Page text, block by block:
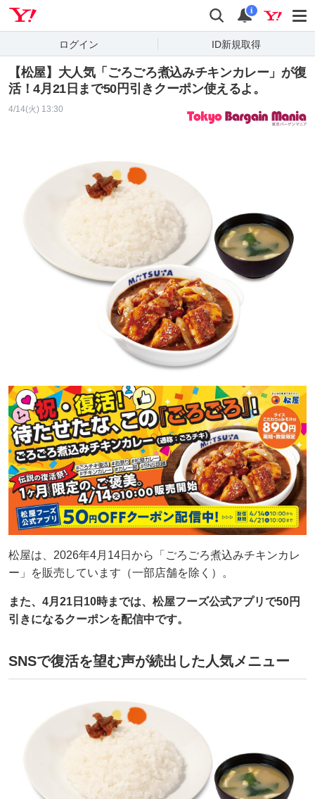
検索 通知
i
ログイン ID新規取得
【松屋】大人気「ごろごろ煮込みチキンカレー」が復
活！4月21日まで50円引きクーポン使えるよ。
4/14(火) 13:30
松屋は、2026年4月14日から「ごろごろ煮込みチキンカレ
ー」を販売しています（一部店舗を除く）。
また、4月21日10時までは、松屋フーズ公式アプリで50円
引きになるクーポンを配信中です。
SNSで復活を望む声が続出した人気メニュー